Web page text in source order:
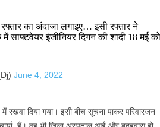
का अंदाजा लगाइए… इसी रफ्तार ने
साफ्टवेयर इंजीनियर दिगन की शादी 18 मई को
June 4, 2022
दिया गया। इसी बीच सूचना पाकर परिवारजन